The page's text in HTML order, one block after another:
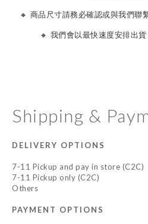
🔸 商品尺寸請務必確認或與我們聯
🔸 我們會以最快速度安排出
Shipping &
DELIVERY OPTIONS
7-11 Pickup and pay in store (C2C)
7-11 Pickup only (C2C)
Others
PAYMENT OPTIONS